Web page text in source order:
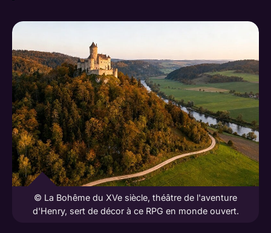
© La Bohême du XVe siècle, théâtre de l'aventure
d'Henry, sert de décor à ce RPG en monde ouvert.